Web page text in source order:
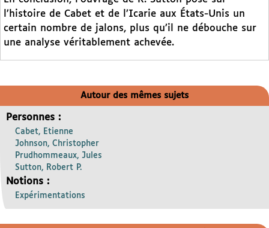
l’histoire de Cabet et de l’Icarie aux États-Unis un
certain nombre de jalons, plus qu’il ne débouche sur
une analyse véritablement achevée.
Autour des mêmes sujets
Personnes :
Cabet, Etienne
Johnson, Christopher
Prudhommeaux, Jules
Sutton, Robert P.
Notions :
Expérimentations